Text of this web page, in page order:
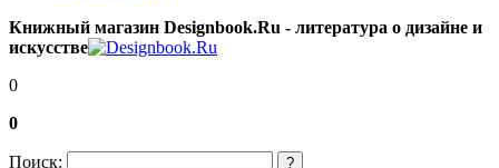
Книжный магазин Designbook.Ru - литература о дизайне и
искусстве
0
0
Поиск: ?